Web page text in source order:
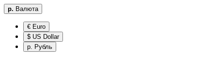
р. Валюта
€ Euro
$ US Dollar
р. Рубль